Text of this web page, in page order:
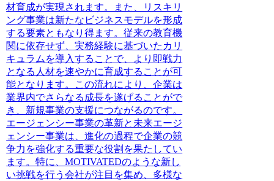
材育成が実現されます。また、リスキリ
ング事業は新たなビジネスモデルを形成
する要素ともなり得ます。従来の教育機
関に依存せず、実務経験に基づいたカリ
キュラムを導入することで、より即戦力
となる人材を速やかに育成することが可
能となります。この流れにより、企業は
業界内でさらなる成長を遂げることがで
き、新規事業の支援につながるのです。
エージェンシー事業の革新と未来エージ
ェンシー事業は、進化の過程で企業の競
争力を強化する重要な役割を果たしてい
ます。特に、MOTIVATEDのような新し
い挑戦を行う会社が注目を集め、多様な